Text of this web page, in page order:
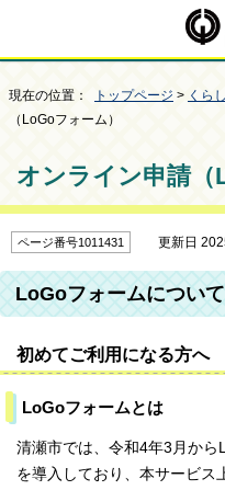
現在の位置： トップページ > くら
（LoGoフォーム）
オンライン申請（
ページ番号1011431 更新日
LoGoフォームについて
初めてご利用になる方へ
LoGoフォームとは
清瀬市では、令和4年3月から
を導入しており、本サービス